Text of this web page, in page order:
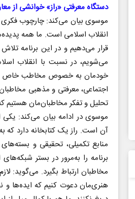
دستگاه معرفتی «راز» خوانشی از
موسوی بیان می‌کند: چارچوب فکری
انقلاب اسلامی است. ما همه
قرار می‌دهیم و در این برنامه
می‌شویم، در نسبت با انقلاب
خودمان به خصوص مخاطب خاص
اجتماعی، معرفتی و مذهبی
تحلیل و تفکر مخاطبان‌مان هستیم
موسوی در ادامه بیان می‌کند:
آن است. راز یک کتابخانه دارد که
منابع تکمیلی، تحقیقی و
برنامه را به‌‌مرور در بستر
مخاطبان ارتباط بگیرد. می‌گوید:
هنری‌مان دعوت کنیم که ایده‌ها و